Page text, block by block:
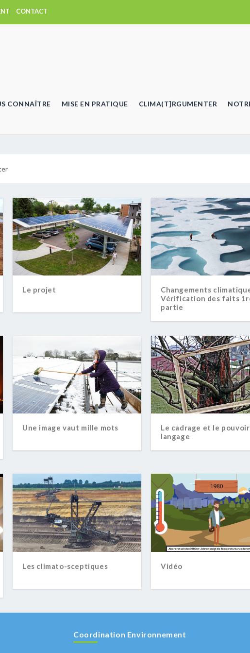
CONTACT
CONNAÎTRE MISE EN PRATIQUE CLIMA(T]RGUMENTER
Le projet
Changements
Vérification des faits
partie
Une image vaut mille mots
Le cadrage et le
langage
Les climato-sceptiques Vidéo
Coordination Environnement